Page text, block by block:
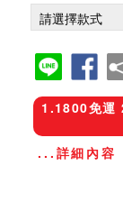
1.1800免運
...詳細內容